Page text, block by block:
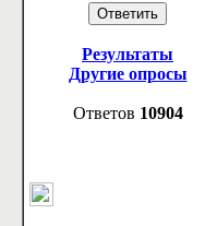
Результаты
Другие опросы
Ответов 10904